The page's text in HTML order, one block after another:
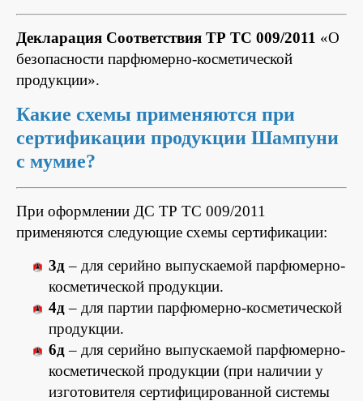
Декларация Соответствия ТР ТС 009/2011 «О
безопасности парфюмерно-косметической
продукции».
Какие схемы применяются при
сертификации продукции Шампуни
с мумие?
При оформлении ДС ТР ТС 009/2011
применяются следующие схемы сертификации:
3д – для серийно выпускаемой парфюмерно-
косметической продукции.
4д – для партии парфюмерно-косметической
продукции.
6д – для серийно выпускаемой парфюмерно-
косметической продукции (при наличии у
изготовителя сертифицированной системы